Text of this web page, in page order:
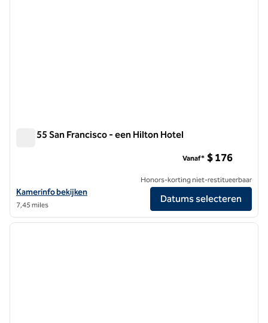
Parc 55 San Francisco - een Hilton Hotel
Bekijk hoteldetails voor Parc 55 San Francisco - een Hilton Hotel
Kamerinfo bekijken
7,45 miles
Vanaf* $ 176
Honors-korting niet-restitueerbaar
Datums selecteren
1/12
1 van 12